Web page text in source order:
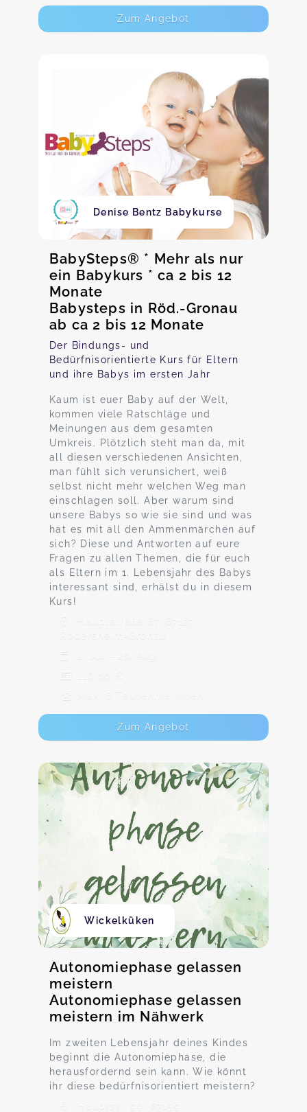
Zum Angebot
Denise Bentz Babykurse
BabySteps® * Mehr als nur
ein Babykurs * ca 2 bis 12
Monate
Babysteps in Röd.-Gronau
ab ca 2 bis 12 Monate
Der Bindungs- und
Bedürfnisorientierte Kurs für Eltern
und ihre Babys im ersten Jahr
Kaum ist euer Baby auf der Welt,
kommen viele Ratschläge und
Meinungen aus dem gesamten
Umkreis. Plötzlich steht man da, mit
all diesen verschiedenen Ansichten,
man fühlt sich verunsichert, weiß
selbst nicht mehr welchen Weg man
einschlagen soll. Aber warum sind
unsere Babys so wie sie sind und was
hat es mit all den Ammenmärchen auf
sich? Diese und Antworten auf eure
Fragen zu allen Themen, die für euch
als Eltern im 1. Lebensjahr des Babys
interessant sind, erhälst du in diesem
Kurs!
Hauptstraße 67, 67127
Rödersheim-Gronau
1. Jul - 26. Aug
116,00 €
Max. 6 TeilnehmerInnen
Zum Angebot
Wickelküken
Autonomiephase gelassen
meistern
Autonomiephase gelassen
meistern im Nähwerk
Im zweiten Lebensjahr deines Kindes
beginnt die Autonomiephase, die
herausfordernd sein kann. Wie könnt
ihr diese bedürfnisorientiert meistern?
Hauptstr. 99, 67159